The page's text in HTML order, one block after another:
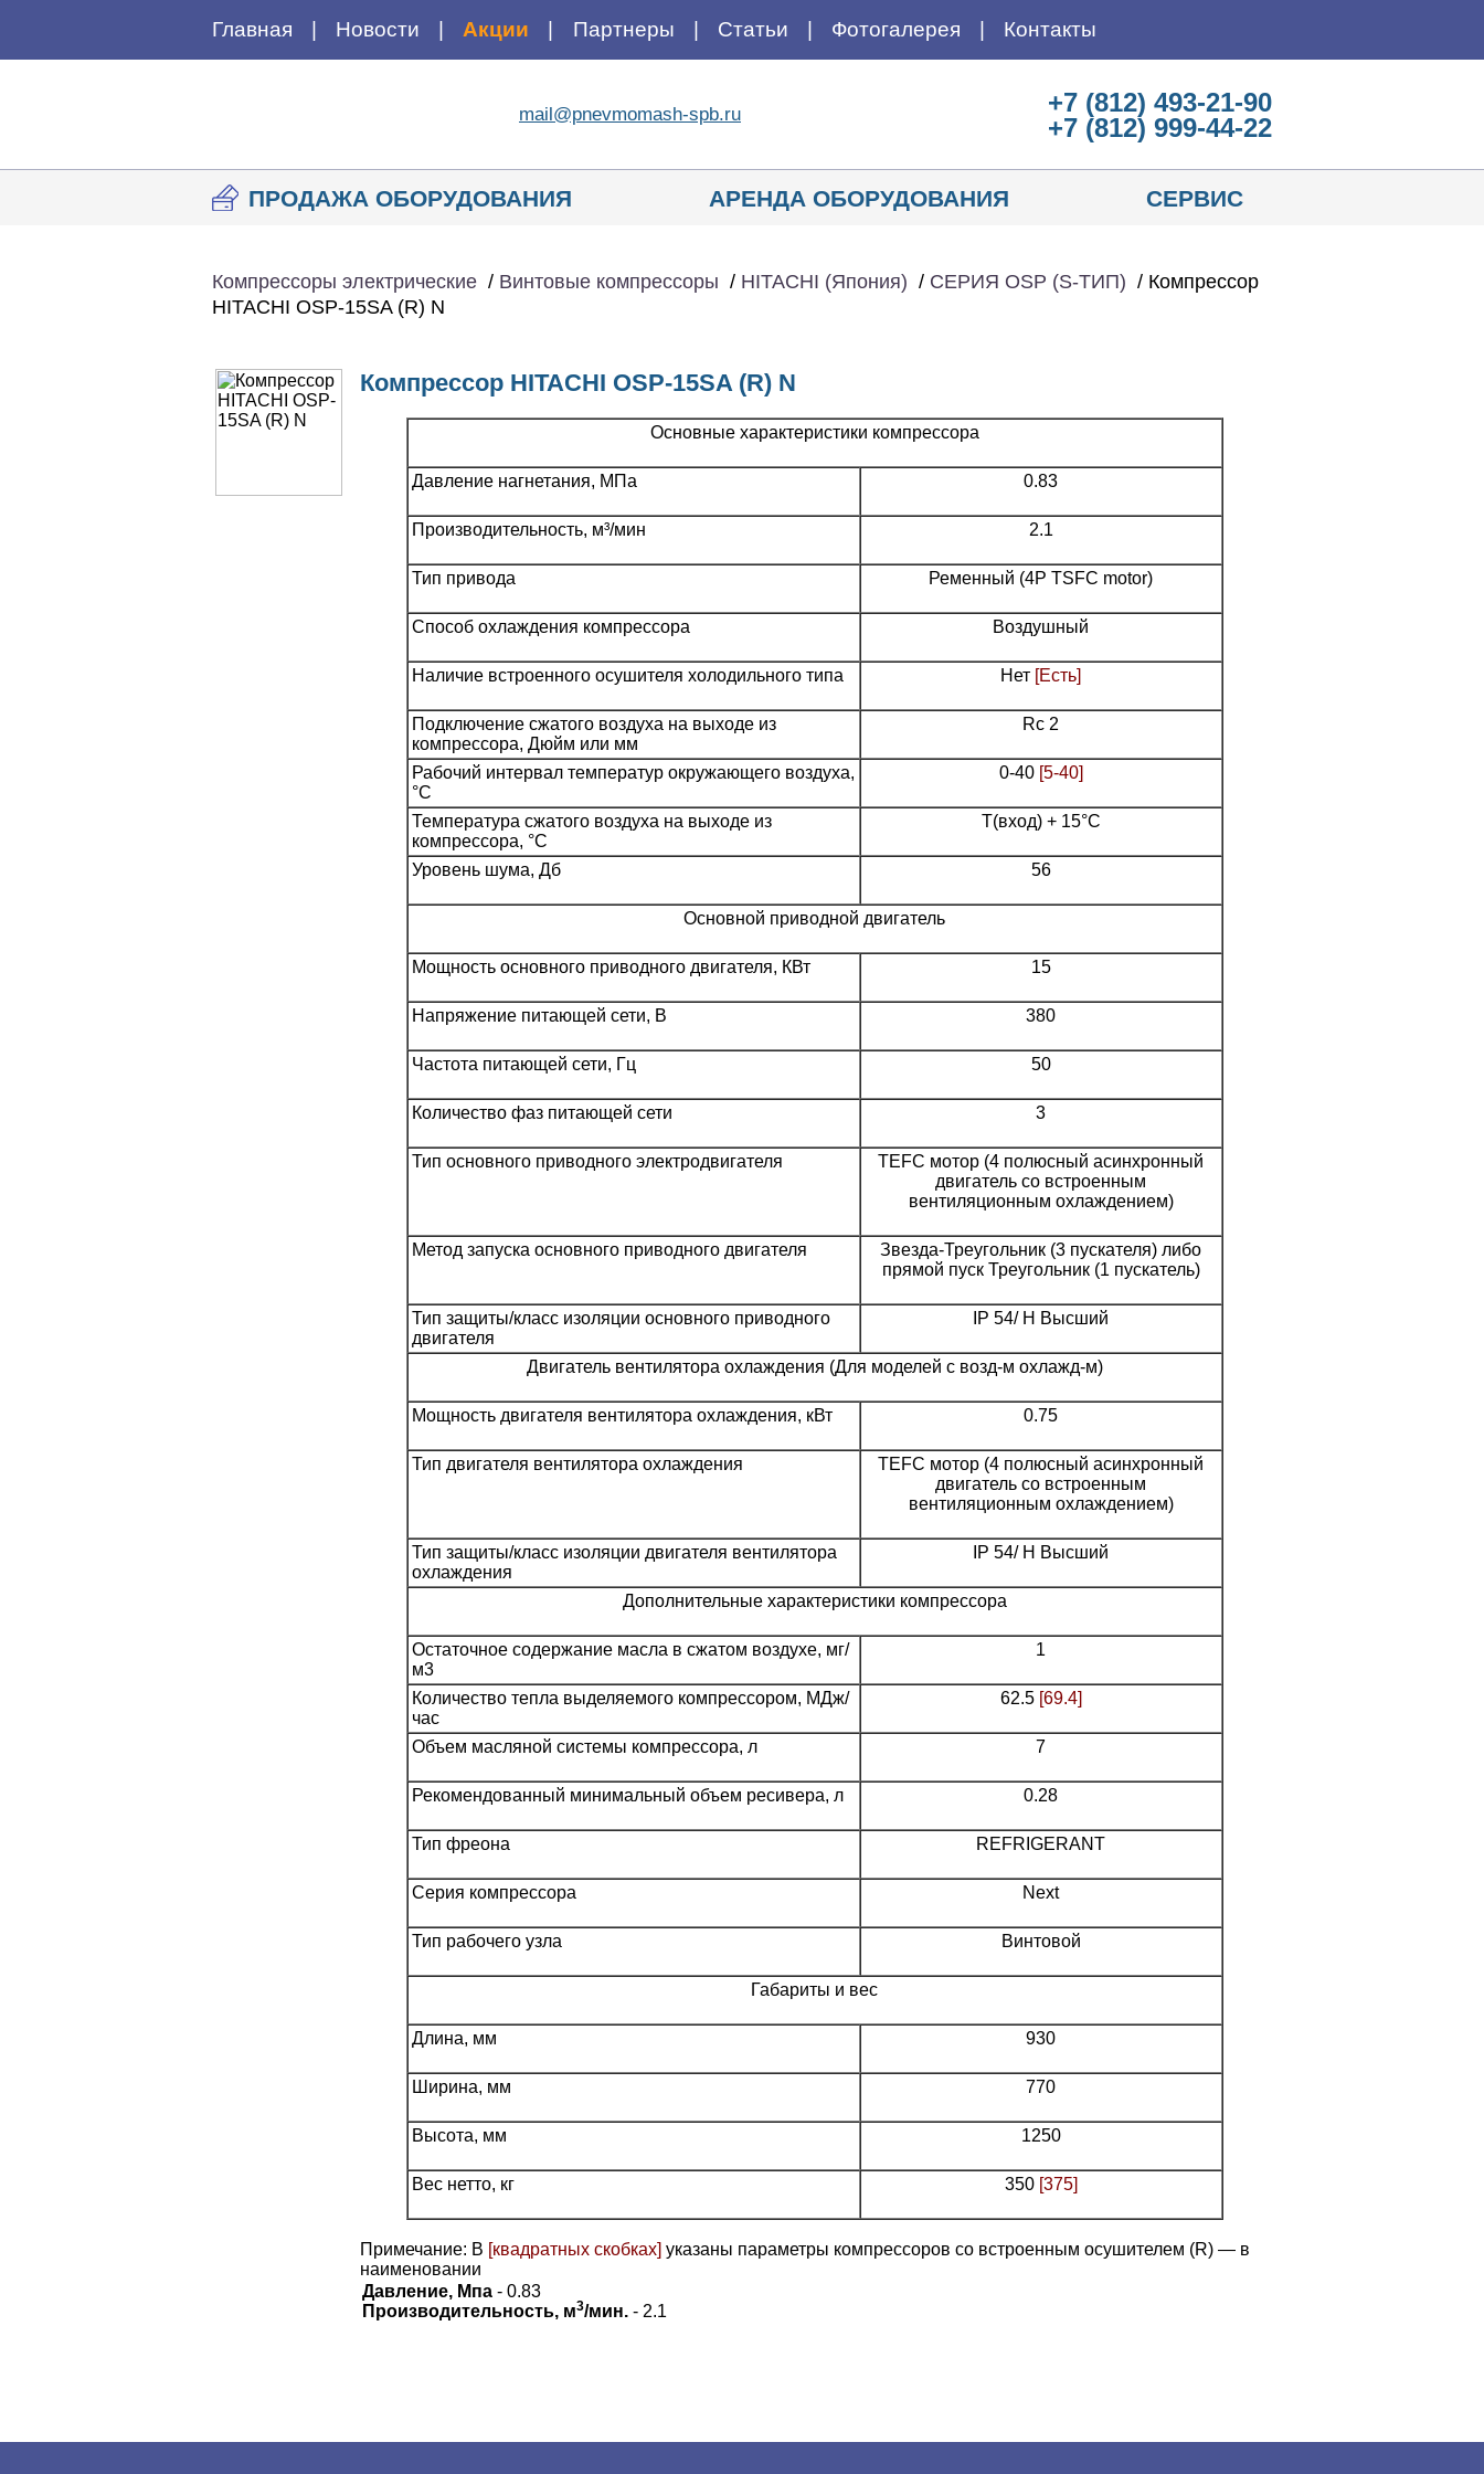
Главная Новости Акции Партнеры Статьи Фотогалерея Контакты
mail@pnevmomash-spb.ru
+7 (812) 493-21-90
+7 (812) 999-44-22
ПРОДАЖА ОБОРУДОВАНИЯ АРЕНДА ОБОРУДОВАНИЯ СЕРВИС
Компрессоры электрические / Винтовые компрессоры / HITACHI (Япония) / СЕРИЯ OSP (S-ТИП) / Компрессор
HITACHI OSP-15SA (R) N
Компрессор HITACHI OSP-15SA (R) N
Основные характеристики компрессора
Давление нагнетания, МПа 0.83
Производительность, м³/мин 2.1
Тип привода Ременный (4P TSFC motor)
Способ охлаждения компрессора Воздушный
Наличие встроенного осушителя холодильного типа Нет [Есть]
Подключение сжатого воздуха на выходе из
компрессора, Дюйм или мм
Rc 2
Рабочий интервал температур окружающего воздуха,
°С
0-40 [5-40]
Температура сжатого воздуха на выходе из
компрессора, °С
T(вход) + 15°С
Уровень шума, Дб 56
Основной приводной двигатель
Мощность основного приводного двигателя, КВт 15
Напряжение питающей сети, В 380
Частота питающей сети, Гц 50
Количество фаз питающей сети 3
Тип основного приводного электродвигателя
TEFC мотор (4 полюсный асинхронный
двигатель со встроенным
вентиляционным охлаждением)
Метод запуска основного приводного двигателя
Звезда-Треугольник (3 пускателя) либо
прямой пуск Треугольник (1 пускатель)
Тип защиты/класс изоляции основного приводного
двигателя
IP 54/ H Высший
Двигатель вентилятора охлаждения (Для моделей с возд-м охлажд-м)
Мощность двигателя вентилятора охлаждения, кВт 0.75
Тип двигателя вентилятора охлаждения
TEFC мотор (4 полюсный асинхронный
двигатель со встроенным
вентиляционным охлаждением)
Тип защиты/класс изоляции двигателя вентилятора
охлаждения
IP 54/ H Высший
Дополнительные характеристики компрессора
Остаточное содержание масла в сжатом воздухе, мг/
м3
1
Количество тепла выделяемого компрессором, МДж/
час
62.5 [69.4]
Объем масляной системы компрессора, л 7
Рекомендованный минимальный объем ресивера, л 0.28
Тип фреона REFRIGERANT
Серия компрессора Next
Тип рабочего узла Винтовой
Габариты и вес
Длина, мм 930
Ширина, мм 770
Высота, мм 1250
Вес нетто, кг 350 [375]
Примечание: В [квадратных скобках] указаны параметры компрессоров со встроенным осушителем (R) — в
наименовании
Давление, Мпа - 0.83
Производительность, м3/мин. - 2.1